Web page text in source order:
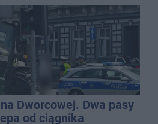
Dworcowej. Dwa pasy
od ciągnika